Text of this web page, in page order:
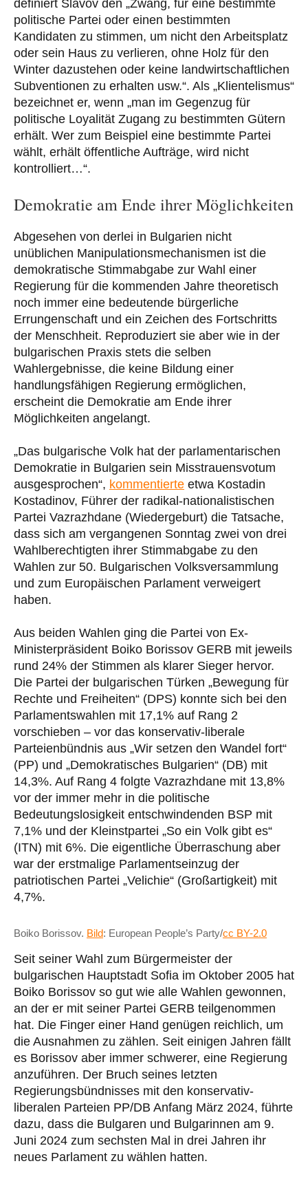
definiert Slavov den „Zwang, für eine bestimmte
politische Partei oder einen bestimmten
Kandidaten zu stimmen, um nicht den Arbeitsplatz
oder sein Haus zu verlieren, ohne Holz für den
Winter dazustehen oder keine landwirtschaftlichen
Subventionen zu erhalten usw.“. Als „Klientelismus“
bezeichnet er, wenn „man im Gegenzug für
politische Loyalität Zugang zu bestimmten Gütern
erhält. Wer zum Beispiel eine bestimmte Partei
wählt, erhält öffentliche Aufträge, wird nicht
kontrolliert…“.
Demokratie am Ende ihrer Möglichkeiten
Abgesehen von derlei in Bulgarien nicht
unüblichen Manipulationsmechanismen ist die
demokratische Stimmabgabe zur Wahl einer
Regierung für die kommenden Jahre theoretisch
noch immer eine bedeutende bürgerliche
Errungenschaft und ein Zeichen des Fortschritts
der Menschheit. Reproduziert sie aber wie in der
bulgarischen Praxis stets die selben
Wahlergebnisse, die keine Bildung einer
handlungsfähigen Regierung ermöglichen,
erscheint die Demokratie am Ende ihrer
Möglichkeiten angelangt.
„Das bulgarische Volk hat der parlamentarischen
Demokratie in Bulgarien sein Misstrauensvotum
ausgesprochen“, kommentierte etwa Kostadin
Kostadinov, Führer der radikal-nationalistischen
Partei Vazrazhdane (Wiedergeburt) die Tatsache,
dass sich am vergangenen Sonntag zwei von drei
Wahlberechtigten ihrer Stimmabgabe zu den
Wahlen zur 50. Bulgarischen Volksversammlung
und zum Europäischen Parlament verweigert
haben.
Aus beiden Wahlen ging die Partei von Ex-
Ministerpräsident Boiko Borissov GERB mit jeweils
rund 24% der Stimmen als klarer Sieger hervor.
Die Partei der bulgarischen Türken „Bewegung für
Rechte und Freiheiten“ (DPS) konnte sich bei den
Parlamentswahlen mit 17,1% auf Rang 2
vorschieben – vor das konservativ-liberale
Parteienbündnis aus „Wir setzen den Wandel fort“
(PP) und „Demokratisches Bulgarien“ (DB) mit
14,3%. Auf Rang 4 folgte Vazrazhdane mit 13,8%
vor der immer mehr in die politische
Bedeutungslosigkeit entschwindenden BSP mit
7,1% und der Kleinstpartei „So ein Volk gibt es“
(ITN) mit 6%. Die eigentliche Überraschung aber
war der erstmalige Parlamentseinzug der
patriotischen Partei „Velichie“ (Großartigkeit) mit
4,7%.
Boiko Borissov. Bild: European People’s Party/cc BY-2.0
Seit seiner Wahl zum Bürgermeister der
bulgarischen Hauptstadt Sofia im Oktober 2005 hat
Boiko Borissov so gut wie alle Wahlen gewonnen,
an der er mit seiner Partei GERB teilgenommen
hat. Die Finger einer Hand genügen reichlich, um
die Ausnahmen zu zählen. Seit einigen Jahren fällt
es Borissov aber immer schwerer, eine Regierung
anzuführen. Der Bruch seines letzten
Regierungsbündnisses mit den konservativ-
liberalen Parteien PP/DB Anfang März 2024, führte
dazu, dass die Bulgaren und Bulgarinnen am 9.
Juni 2024 zum sechsten Mal in drei Jahren ihr
neues Parlament zu wählen hatten.